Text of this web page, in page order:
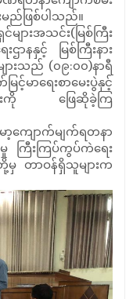
မည်ဖြစ်ပါသည်။
ျားအသင်း(မြစ်ကြီး
ဌာနနှင့် မြစ်ကြီးနား
များသည် (၀၉:၀၀)နာရီ
ရေးစာမေးပွဲနှင့်
ျားကို ဖြေဆိုခဲ့ကြ
ာ့ကျောက်မျက်ရတနာ
မှု ကြီးကြပ်ကွပ်ကဲရေး
မှ တာဝန်ရှိသူများက